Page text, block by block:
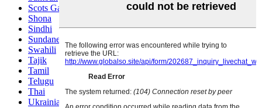
Scots Gaelic
Shona
Sindhi
Sundanese
Swahili
Tajik
Tamil
Telugu
Thai
Ukrainian